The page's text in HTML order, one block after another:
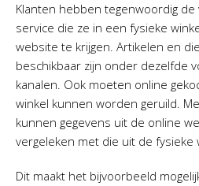
Klanten hebben tegenwoordig
service die ze in een fysieke
website te krijgen. Artikelen en
beschikbaar zijn onder dezelfde
kanalen. Ook moeten online
winkel kunnen worden geruild.
kunnen gegevens uit de online
vergeleken met die uit de fysieke
Dit maakt het bijvoorbeeld